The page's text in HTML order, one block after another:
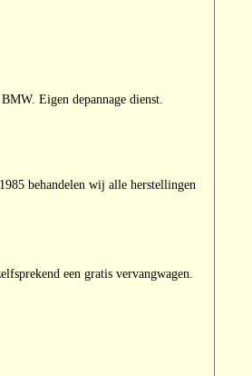
Eigen depannage dienst.
behandelen wij alle herstellingen
een gratis vervangwagen.